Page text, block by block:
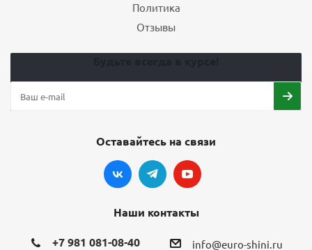
Политика
Отзывы
Оставайтесь на связи
Наши контакты
+7 981 081-08-40 info@euro-shini.ru